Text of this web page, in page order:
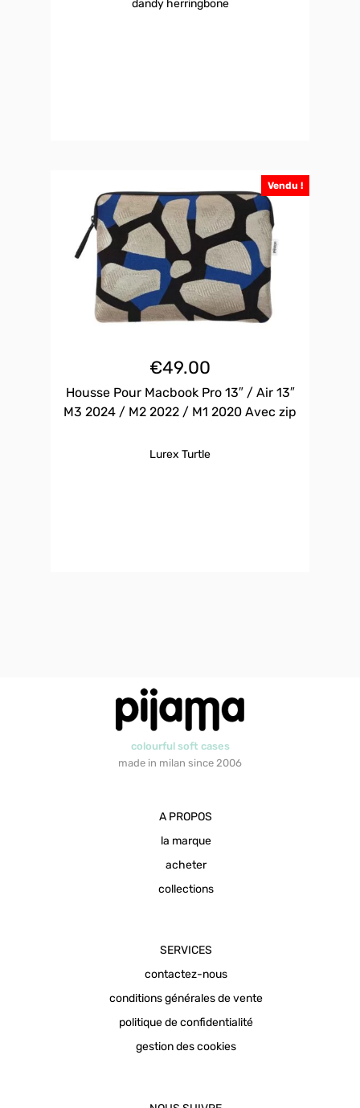
dandy herringbone
Vendu !
€49.00
Housse Pour Macbook Pro 13″ / Air 13″
M3 2024 / M2 2022 / M1 2020 Avec zip
Lurex Turtle
colourful soft cases
made in milan since 2006
A PROPOS
la marque
acheter
collections
SERVICES
contactez-nous
conditions générales de vente
politique de confidentialité
gestion des cookies